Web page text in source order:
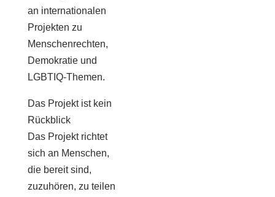
an internationalen
Projekten zu
Menschenrechten,
Demokratie und
LGBTIQ-Themen.
Das Projekt ist kein
Rückblick
Das Projekt richtet
sich an Menschen,
die bereit sind,
zuzuhören, zu teilen